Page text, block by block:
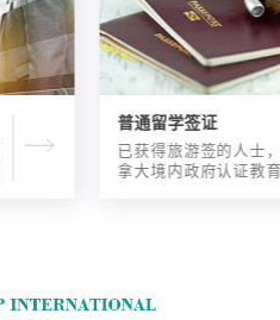
普通留学签证
已获得旅游签的人士
拿大境内政府认证教